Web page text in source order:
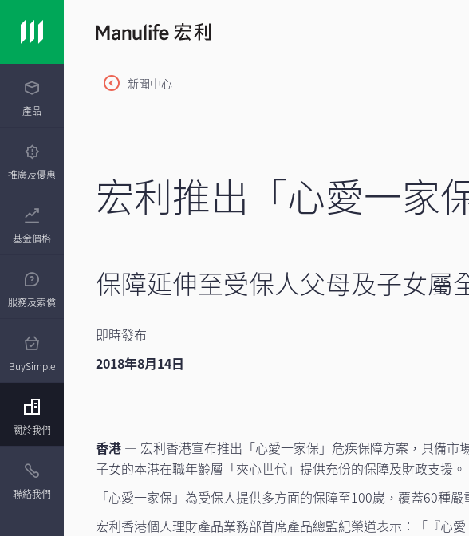
產品
推廣及優惠
基金價格
服務及索償
BuySimple
關於我們
聯絡我們
新聞中心
宏利推出「心愛一家
保障延伸至受保人父母及子女屬
即時發布
2018年8月14日
香港 — 宏利香港宣布推出「心愛一家保」危疾保障方案，具備市
子女的本港在職年齡層「夾心世代」提供充份的保障及財政支援。
「心愛一家保」為受保人提供多方面的保障至100嵗，覆蓋60種
宏利香港個人理財產品業務部首席產品總監紀榮道表示：「『心